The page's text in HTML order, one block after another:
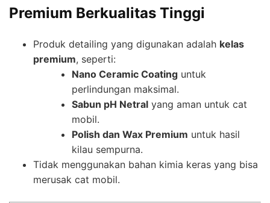
Premium Berkualitas Tinggi
Produk detailing yang digunakan adalah kelas
premium, seperti:
Nano Ceramic Coating untuk
perlindungan maksimal.
Sabun pH Netral yang aman untuk cat
mobil.
Polish dan Wax Premium untuk hasil
kilau sempurna.
Tidak menggunakan bahan kimia keras yang bisa
merusak cat mobil.